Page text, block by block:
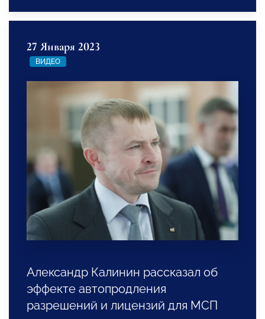
27 Января 2023
ВИДЕО
Александр Калинин рассказал об
эффекте автопродления
разрешений и лицензий для МСП